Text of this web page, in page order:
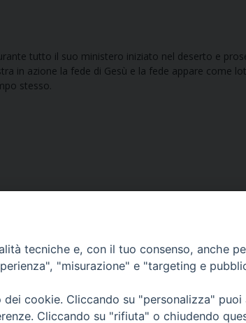
tutto il suo ministero iniziato nel deserto e
in azione la fede di Gesù e la fede appare come
stesso.
Ufficio Comunicazioni sociali
tecniche e, con il tuo consenso, anche
"misurazione" e "targeting e
cookie. Cliccando su "personalizza"
Cliccando su "rifiuta" o chiudendo